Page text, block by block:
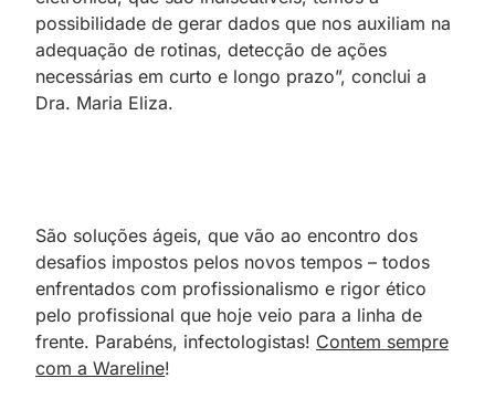
possibilidade de gerar dados que nos auxiliam na
adequação de rotinas, detecção de ações
necessárias em curto e longo prazo”, conclui a
Dra. Maria Eliza.
São soluções ágeis, que vão ao encontro dos
desafios impostos pelos novos tempos – todos
enfrentados com profissionalismo e rigor ético
pelo profissional que hoje veio para a linha de
frente. Parabéns, infectologistas! Contem sempre
com a Wareline!